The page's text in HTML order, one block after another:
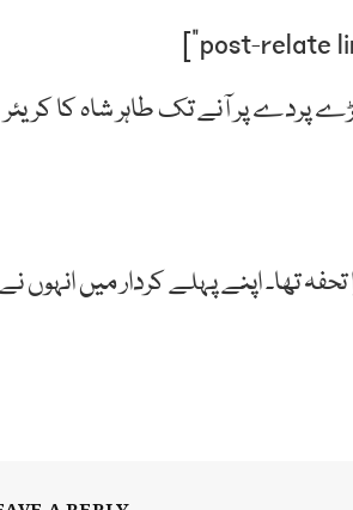
بنانے سے لے کر 2006 میں پہلی مرتبہ بڑے پردے پر آنے تک طاہر شاہ کا کریئر
تھا۔ اپنے پہلے کردار میں انہوں نے